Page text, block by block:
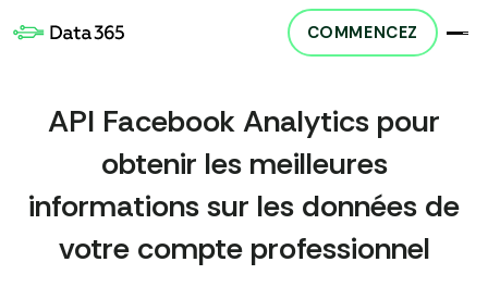
COMMENCEZ
API Facebook Analytics pour
obtenir les meilleures
informations sur les données de
votre compte professionnel